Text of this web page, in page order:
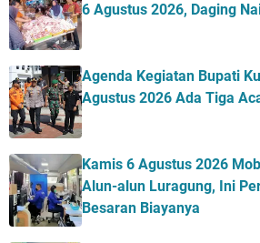
6 Agustus 2026, Daging
Agenda Kegiatan Bupati
Agustus 2026 Ada Tiga
Kamis 6 Agustus 2026
Alun-alun Luragung, Ini
Besaran Biayanya